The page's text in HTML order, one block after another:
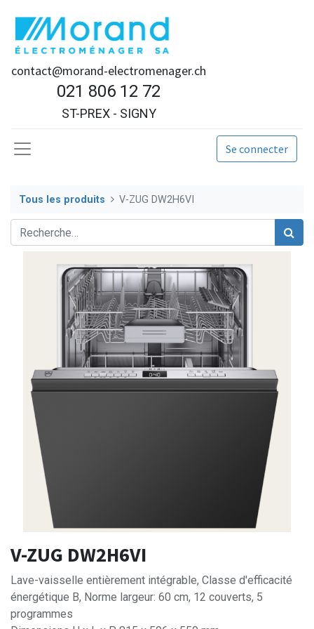
contact@morand-electromenager.ch
021 806 12 72
ST-PREX - SIGNY
Se connecter
Tous les produits V-ZUG DW2H6VI
V-ZUG DW2H6VI
Lave-vaisselle entièrement intégrable, Classe d'efficacité
énergétique B, Norme largeur: 60 cm, 12 couverts, 5
programmes